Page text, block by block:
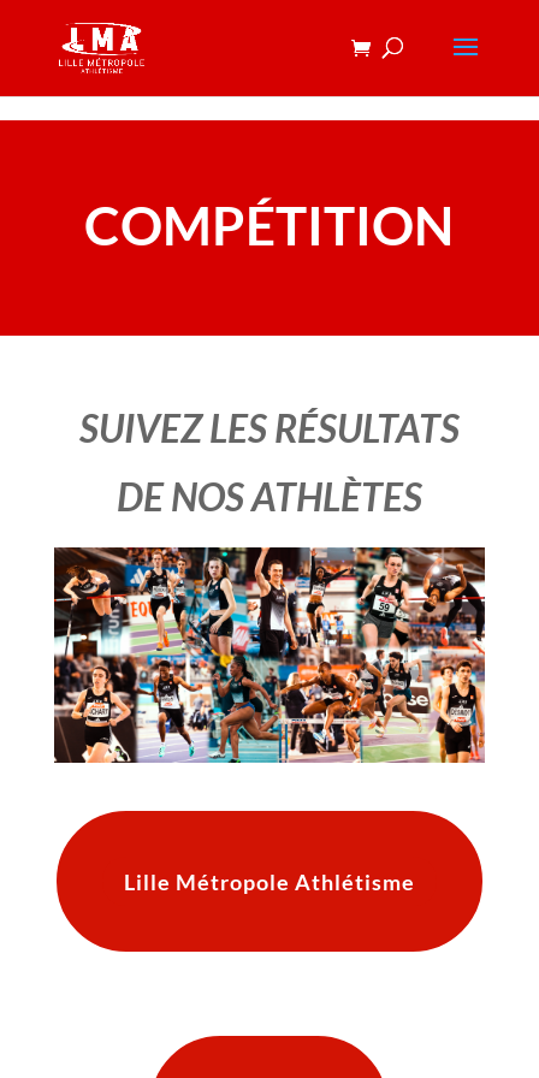
COMPÉTITION
SUIVEZ LES RÉSULTATS
DE NOS ATHLÈTES
Lille Métropole Athlétisme